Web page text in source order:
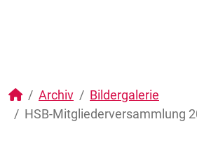
Archiv
Bildergalerie
HSB-Mitgliederversammlung